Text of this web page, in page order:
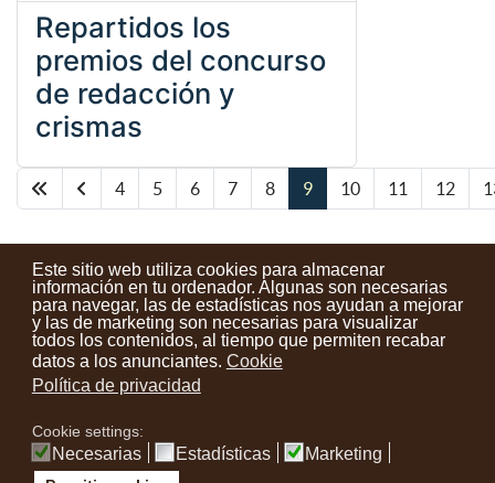
Este sitio web utiliza cookies para almacenar
información en tu ordenador. Algunas son necesarias
para navegar, las de estadísticas nos ayudan a mejorar
y las de marketing son necesarias para visualizar
todos los contenidos, al tiempo que permiten recabar
datos a los anunciantes. Cookie
Política de privacidad
Cookie settings:
Necesarias Estadísticas Marketing
Repartidos los
premios del concurso
de redacción y
crismas
Página 9 de 23
4 5 6 7 8 9 10 11 12
Contactos Condiciones de uso Aviso legal
Noticias
Tu opinión cuenta